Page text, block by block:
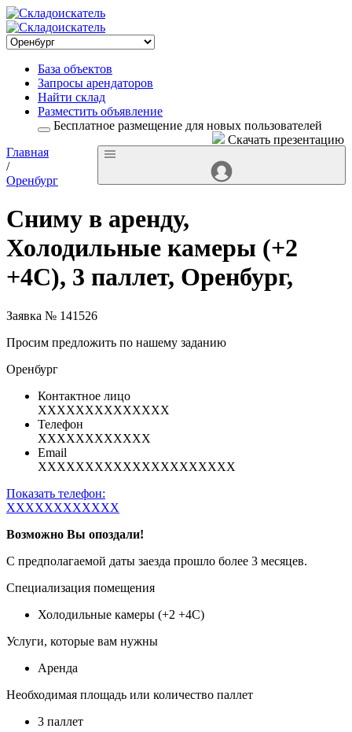
База объектов
Запросы арендаторов
Найти склад
Разместить объявление
Бесплатное размещение для новых пользователей
Главная
/
Оренбург
Сниму в аренду,
Холодильные камеры (+2
+4С), 3 паллет, Оренбург,
Заявка № 141526
Просим предложить по нашему заданию
Оренбург
Контактное лицо
XXXXXXXXXXXXXX
Телефон
XXXXXXXXXXXX
Email
XXXXXXXXXXXXXXXXXXXXX
Показать телефон:
XXXXXXXXXXXX
Возможно Вы опоздали!
С предполагаемой даты заезда прошло более 3 месяцев.
Специализация помещения
Холодильные камеры (+2 +4С)
Услуги, которые вам нужны
Аренда
Необходимая площадь или количество паллет
3 паллет
Скачать презентацию